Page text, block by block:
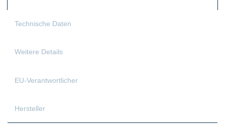
Technische Daten
Weitere Details
EU-Verantwortlicher
Hersteller